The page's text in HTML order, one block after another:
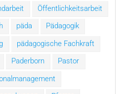
Öffentlichkeitsarbeit
päda
Pädagogik
pädagogische Fachkraft
Paderborn
Pastor